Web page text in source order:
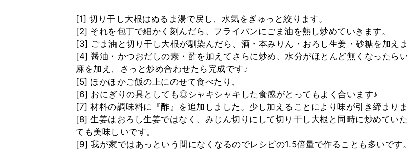
[1] 切り干し大根はぬるま湯で戻し、水気をぎゅっと絞ります。
[2] それを包丁で細かく刻んだら、フライパンにごま油を熱し炒めていきます。
[3] ごま油と切り干し大根が馴染んだら、酒・本みりん・おろし生姜・砂糖を加えま
[4] 醤油・かつおだしの素・酢を加えてさらに炒め、水分がほとんど無くなったら
麻を加え、さっと炒め合わせたら完成です♪
[5] ほかほかご飯の上にのせて食べたり、
[6] おにぎりの具としても◎シャキシャキした食感がとってもよく合います♪
[7] 材料の調味料に『酢』を追加しました。少し加えることにより味が引き締まりま
[8] 生姜はおろし生姜ではなく、みじん切りにして切り干し大根と同時に炒めてい
ても美味しいです。
[9] 我が家ではあっという間になくなるのでレシピの1.5倍量で作ることも多いです